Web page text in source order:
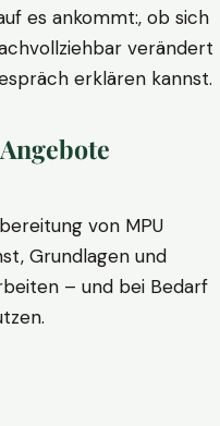
es ankommt:, ob sich
verändert
erklären kannst.
von MPU
Grundlagen und
– und bei Bedarf